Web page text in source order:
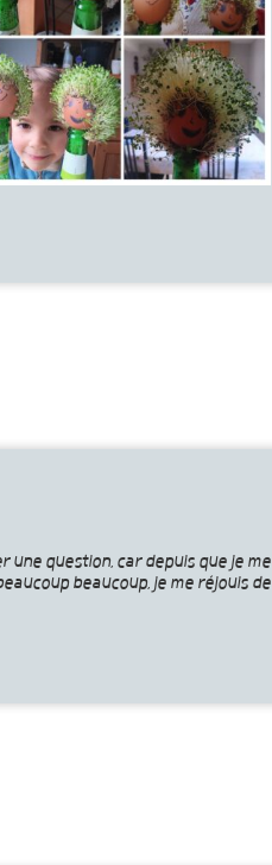
question, car depuis que je
beaucoup, je me réjouis